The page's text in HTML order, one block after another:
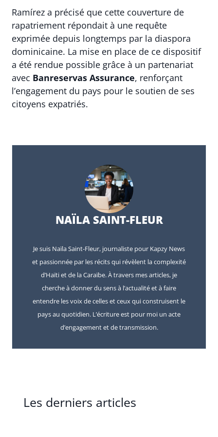
Ramírez a précisé que cette couverture de
rapatriement répondait à une requête
exprimée depuis longtemps par la diaspora
dominicaine. La mise en place de ce dispositif
a été rendue possible grâce à un partenariat
avec Banreservas Assurance, renforçant
l’engagement du pays pour le soutien de ses
citoyens expatriés.
NAÏLA SAINT-FLEUR
Je suis Naïla Saint-Fleur, journaliste pour Kapzy News
et passionnée par les récits qui révèlent la complexité
d’Haïti et de la Caraïbe. À travers mes articles, je
cherche à donner du sens à l’actualité et à faire
entendre les voix de celles et ceux qui construisent le
pays au quotidien. L’écriture est pour moi un acte
d’engagement et de transmission.
Les derniers articles